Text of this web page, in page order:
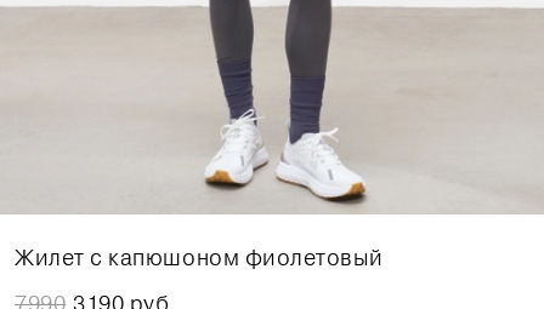
Жилет с капюшоном фиолетовый
7990 3190 руб.